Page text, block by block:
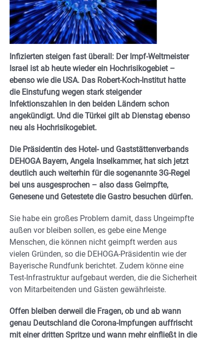
Infizierten steigen fast überall: Der Impf-Weltmeister
Israel ist ab heute wieder ein Hochrisikogebiet –
ebenso wie die USA. Das Robert-Koch-Institut hatte
die Einstufung wegen stark steigender
Infektionszahlen in den beiden Ländern schon
angekündigt. Und die Türkei gilt ab Dienstag ebenso
neu als Hochrisikogebiet.
Die Präsidentin des Hotel- und Gaststättenverbands
DEHOGA Bayern, Angela Inselkammer, hat sich jetzt
deutlich auch weiterhin für die sogenannte 3G-Regel
bei uns ausgesprochen – also dass Geimpfte,
Genesene und Getestete die Gastro besuchen dürfen.
Sie habe ein großes Problem damit, dass Ungeimpfte
außen vor bleiben sollen, es gebe eine Menge
Menschen, die können nicht geimpft werden aus
vielen Gründen, so die DEHOGA-Präsidentin wie der
Bayerische Rundfunk berichtet. Zudem könne eine
Test-Infrastruktur aufgebaut werden, die die Sicherheit
von Mitarbeitenden und Gästen gewährleiste.
Offen bleiben derweil die Fragen, ob und ab wann
genau Deutschland die Corona-Impfungen auffrischt
mit einer dritten Spritze und wann mehr einfließt in die